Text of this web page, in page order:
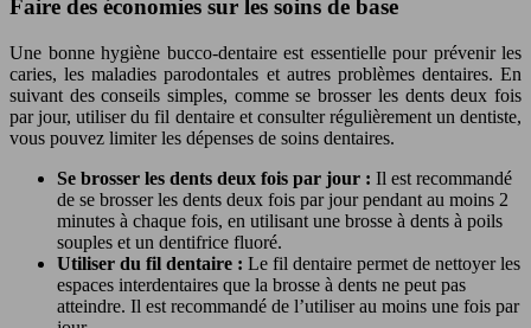
Faire des économies sur les soins de base
Une bonne hygiène bucco-dentaire est essentielle pour prévenir les
caries, les maladies parodontales et autres problèmes dentaires. En
suivant des conseils simples, comme se brosser les dents deux fois
par jour, utiliser du fil dentaire et consulter régulièrement un dentiste,
vous pouvez limiter les dépenses de soins dentaires.
Se brosser les dents deux fois par jour : Il est recommandé
de se brosser les dents deux fois par jour pendant au moins 2
minutes à chaque fois, en utilisant une brosse à dents à poils
souples et un dentifrice fluoré.
Utiliser du fil dentaire : Le fil dentaire permet de nettoyer les
espaces interdentaires que la brosse à dents ne peut pas
atteindre. Il est recommandé de l’utiliser au moins une fois par